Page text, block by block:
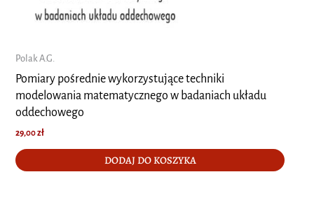
Polak A.G.
Pomiary pośrednie wykorzystujące techniki
modelowania matematycznego w badaniach układu
oddechowego
29,00zł
DODAJ DO KOSZYKA